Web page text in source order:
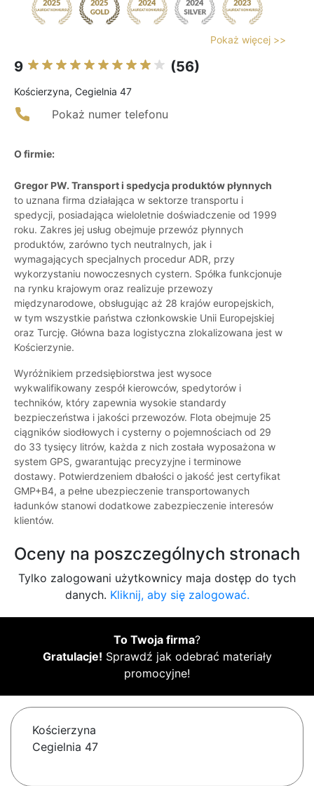
Pokaż więcej >>
9 (56)
Kościerzyna, Cegielnia 47
Pokaż numer telefonu
O firmie:
Gregor PW. Transport i spedycja produktów płynnych
to uznana firma działająca w sektorze transportu i
spedycji, posiadająca wieloletnie doświadczenie od 1999
roku. Zakres jej usług obejmuje przewóz płynnych
produktów, zarówno tych neutralnych, jak i
wymagających specjalnych procedur ADR, przy
wykorzystaniu nowoczesnych cystern. Spółka funkcjonuje
na rynku krajowym oraz realizuje przewozy
międzynarodowe, obsługując aż 28 krajów europejskich,
w tym wszystkie państwa członkowskie Unii Europejskiej
oraz Turcję. Główna baza logistyczna zlokalizowana jest w
Kościerzynie.
Wyróżnikiem przedsiębiorstwa jest wysoce
wykwalifikowany zespół kierowców, spedytorów i
techników, który zapewnia wysokie standardy
bezpieczeństwa i jakości przewozów. Flota obejmuje 25
ciągników siodłowych i cysterny o pojemnościach od 29
do 33 tysięcy litrów, każda z nich została wyposażona w
system GPS, gwarantując precyzyjne i terminowe
dostawy. Potwierdzeniem dbałości o jakość jest certyfikat
GMP+B4, a pełne ubezpieczenie transportowanych
ładunków stanowi dodatkowe zabezpieczenie interesów
klientów.
Oceny na poszczególnych stronach
Tylko zalogowani użytkownicy maja dostęp do tych
danych. Kliknij, aby się zalogować.
To Twoja firma?
Gratulacje! Sprawdź jak odebrać materiały
promocyjne!
Kościerzyna
Cegielnia 47